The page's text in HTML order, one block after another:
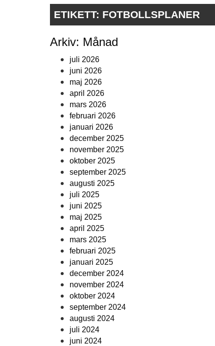
ETIKETT: FOTBOLLSPLANER
Arkiv: Månad
juli 2026
juni 2026
maj 2026
april 2026
mars 2026
februari 2026
januari 2026
december 2025
november 2025
oktober 2025
september 2025
augusti 2025
juli 2025
juni 2025
maj 2025
april 2025
mars 2025
februari 2025
januari 2025
december 2024
november 2024
oktober 2024
september 2024
augusti 2024
juli 2024
juni 2024